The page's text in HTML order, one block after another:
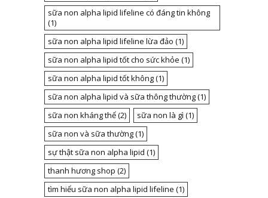
sữa non alpha lipid lifeline có đáng tin không
(1)
sữa non alpha lipid lifeline lừa đảo (1)
sữa non alpha lipid tốt cho sức khỏe (1)
sữa non alpha lipid tốt không(1)
sữa non alpha lipid và sữa thông thường(1)
sữa non kháng thể(2) sữa non là gì (1)
sữa non và sữa thường(1)
sự thật sữa non alpha lipid (1)
thanh hương shop (2)
tìm hiểu sữa non alpha lipid lifeline (1)